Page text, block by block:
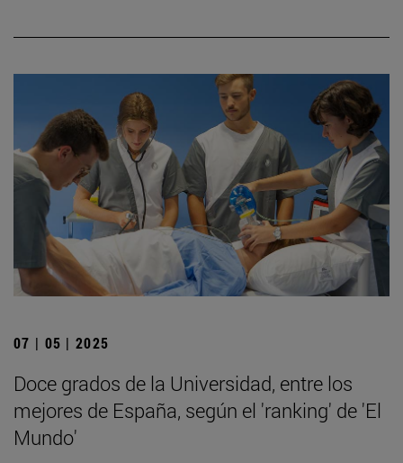
07 | 05 | 2025
Doce grados de la Universidad, entre los
mejores de España, según el 'ranking' de 'El
Mundo'